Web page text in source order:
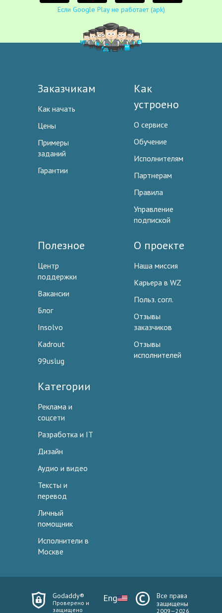
Если Google Play не работает (apk)
Заказчикам
Как начать
Цены
Примеры
заданий
Гарантии
Как
устроено
О сервисе
Обучение
Исполнителям
Партнерам
Правила
Управление
подпиской
Полезное
Центр
поддержки
Вакансии
Блог
Insolvo
Kadrout
99uslug
О проекте
Наша миссия
Карьера в WZ
Польз. согл.
Отзывы
заказчиков
Отзывы
исполнителей
Категории
Реклама и
соцсети
Разработка и IT
Дизайн
Аудио и видео
Тексты и
перевод
Личный
помощник
Исполнители в
Москве
Godaddy®
Проверено и
защищено
Eng
Все права
защищены
2009—2026